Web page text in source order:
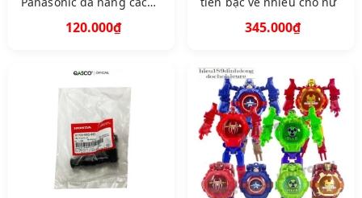
CDSmart ặng kèm Pin
120.000₫ 345.000₫